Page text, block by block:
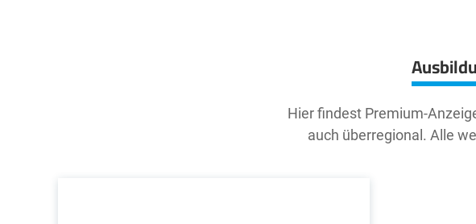
Hier findest Premium-
auch überregional. Alle